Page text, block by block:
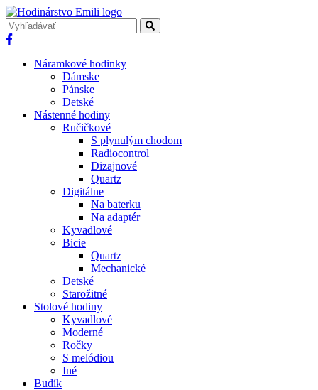
Náramkové hodinky
Dámske
Pánske
Detské
Nástenné hodiny
Ručičkové
S plynulým chodom
Radiocontrol
Dizajnové
Quartz
Digitálne
Na baterku
Na adaptér
Kyvadlové
Bicie
Quartz
Mechanické
Detské
Starožitné
Stolové hodiny
Kyvadlové
Moderné
Ročky
S melódiou
Iné
Budík